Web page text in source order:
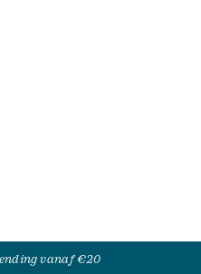
vanaf €20